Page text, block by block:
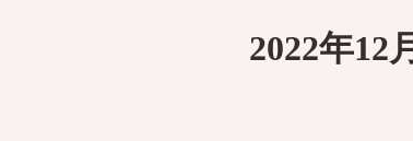
2022年12月